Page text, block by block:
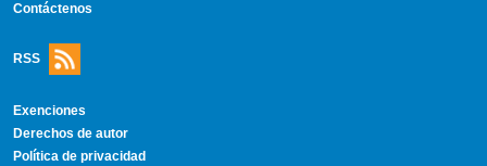
Contáctenos
RSS
Exenciones
Derechos de autor
Política de privacidad